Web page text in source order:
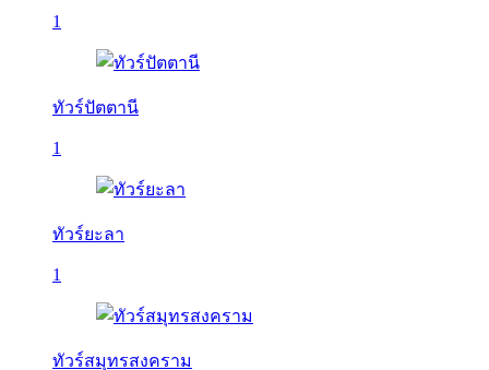
1
ทัวร์ปัตตานี
1
ทัวร์ยะลา
1
ทัวร์สมุทรสงคราม